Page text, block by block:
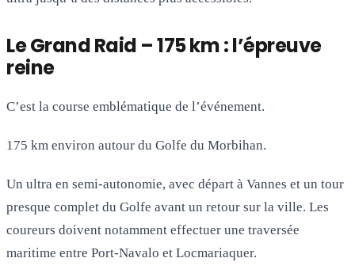
Le Grand Raid – 175 km : l’épreuve
reine
C’est la course emblématique de l’événement.
175 km environ autour du Golfe du Morbihan.
Un ultra en semi-autonomie, avec départ à Vannes et un tour
presque complet du Golfe avant un retour sur la ville. Les
coureurs doivent notamment effectuer une traversée
maritime entre Port-Navalo et Locmariaquer.